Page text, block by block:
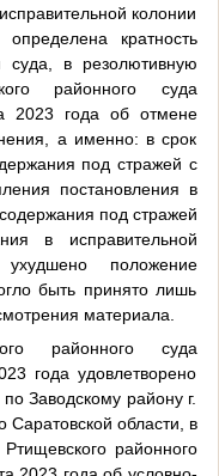
колонии
кратность
суда, в резолютивную
районного суда
2023 года об отмене
а именно: в срок
под стражей с
постановления в
под стражей
в исправительной
положение
быть принято лишь
материала.
районного суда
года удовлетворено
Заводскому району г.
области, в
районного